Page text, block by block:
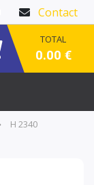
Contact
TOTAL
0.00 €
H 2340